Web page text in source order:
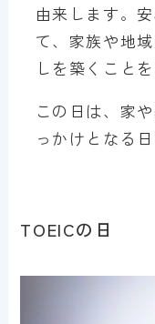
由来します。
て、家族や地
しを築くこと
この日は、家
っかけとなる日
TOEICの日